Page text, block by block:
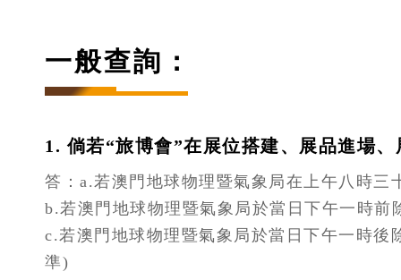
一般查詢：
1. 倘若“旅博會”在展位搭建、展品進場
答：a.若澳門地球物理暨氣象局在上午八時
b.若澳門地球物理暨氣象局於當日下午一時
c.若澳門地球物理暨氣象局於當日下午一時
準)